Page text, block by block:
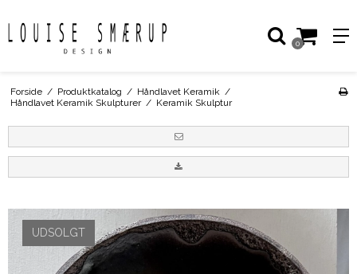
0
Forside / Produktkatalog / Håndlavet Keramik /
Håndlavet Keramik Skulpturer / Keramik Skulptur
UDSOLGT